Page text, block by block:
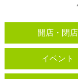
開店・閉店
イベント